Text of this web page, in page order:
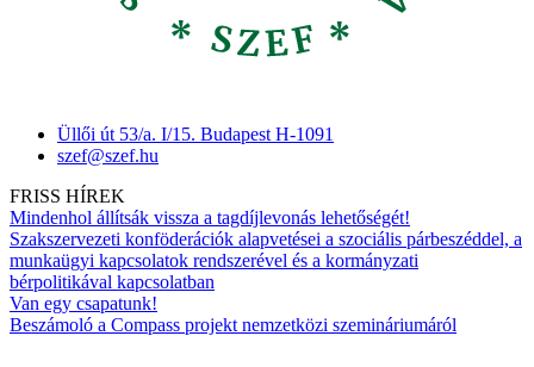
Üllői út 53/a. I/15. Budapest H-1091
szef@szef.hu
FRISS HÍREK
Mindenhol állítsák vissza a tagdíjlevonás lehetőségét!
Szakszervezeti konföderációk alapvetései a szociális párbeszéddel, a
munkaügyi kapcsolatok rendszerével és a kormányzati
bérpolitikával kapcsolatban
Van egy csapatunk!
Beszámoló a Compass projekt nemzetközi szemináriumáról